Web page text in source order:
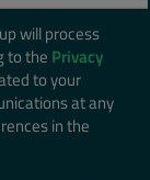
will process
to the Privacy
to your
at any
in the